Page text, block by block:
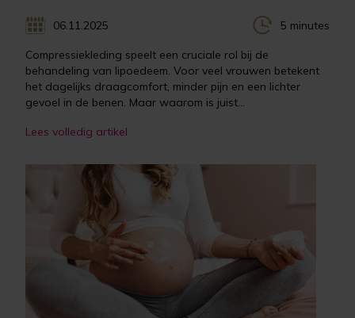
06.11.2025 5 minutes
Compressiekleding speelt een cruciale rol bij de
behandeling van lipoedeem. Voor veel vrouwen betekent
het dagelijks draagcomfort, minder pijn en een lichter
gevoel in de benen. Maar waarom is juist...
Lees volledig artikel